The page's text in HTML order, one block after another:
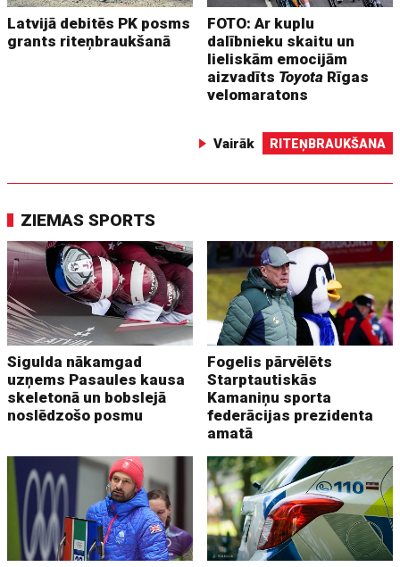
Latvijā debitēs PK posms
grants riteņbraukšanā
FOTO: Ar kuplu
dalībnieku skaitu un
lieliskām emocijām
aizvadīts Toyota Rīgas
velomaratons
Vairāk RITEŅBRAUKŠANA
ZIEMAS SPORTS
Sigulda nākamgad
uzņems Pasaules kausa
skeletonā un bobslejā
noslēdzošo posmu
Fogelis pārvēlēts
Starptautiskās
Kamaniņu sporta
federācijas prezidenta
amatā